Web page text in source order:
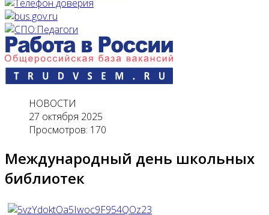
НОВОСТИ
27 октября 2025
Просмотров: 170
Международный день школьных
библиотек